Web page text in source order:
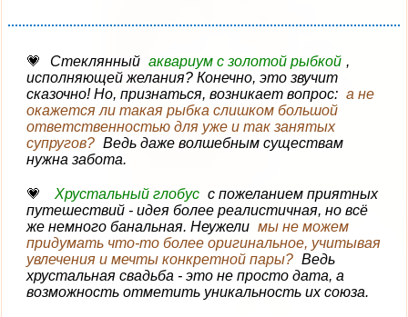
Стеклянный аквариум с золотой рыбкой ,
исполняющей желания? Конечно, это звучит
сказочно! Но, признаться, возникает вопрос: а не
окажется ли такая рыбка слишком большой
ответственностью для уже и так занятых
супругов? Ведь даже волшебным существам
нужна забота.
Хрустальный глобус с пожеланием приятных
путешествий - идея более реалистичная, но всё
же немного банальная. Неужели мы не можем
придумать что-то более оригинальное, учитывая
увлечения и мечты конкретной пары? Ведь
хрустальная свадьба - это не просто дата, а
возможность отметить уникальность их союза.